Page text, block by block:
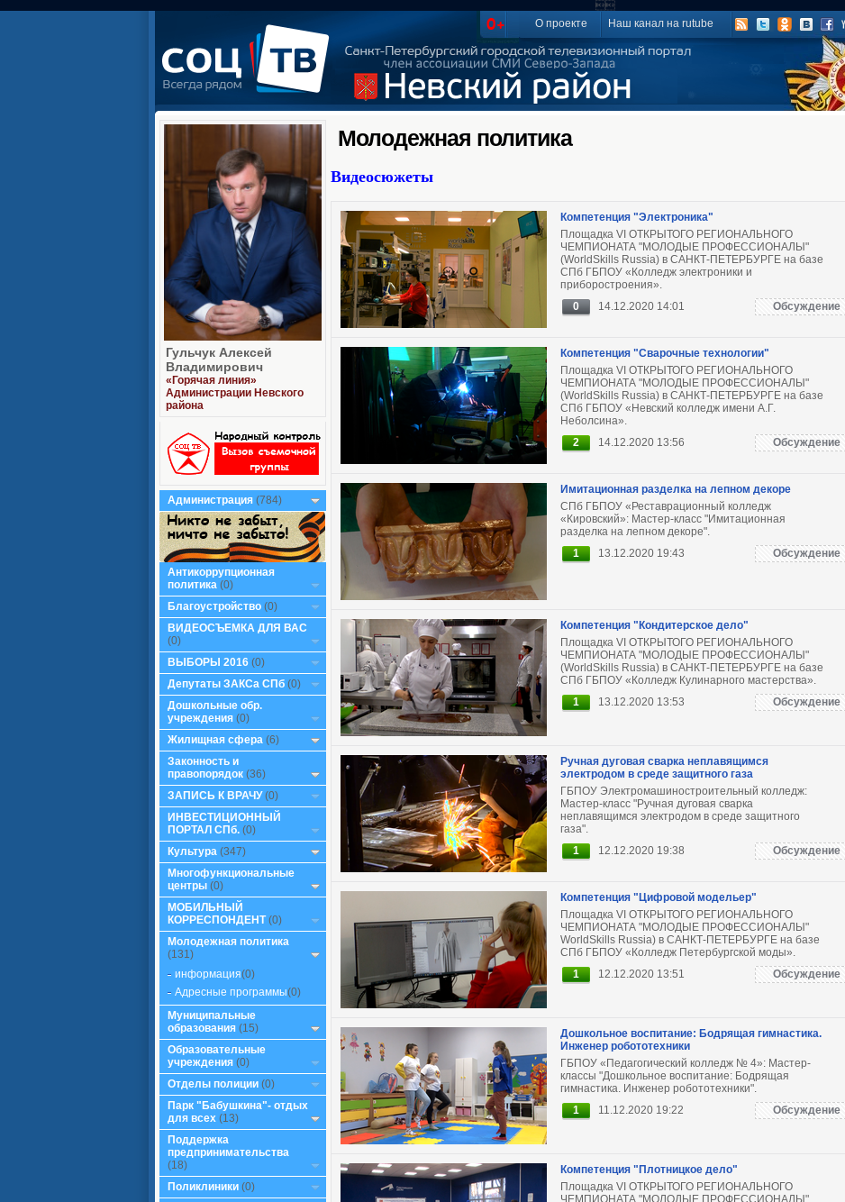

О проекте Наш канал на rutube
Гульчук Алексей
Владимирович
«Горячая линия»
Администрации Невского
района
Администрация (784)
Антикоррупционная
политика (0)
Благоустройство (0)
ВИДЕОСЪЕМКА ДЛЯ ВАС
(0)
ВЫБОРЫ 2016 (0)
Депутаты ЗАКСа СПб (0)
Дошкольные обр.
учреждения (0)
Жилищная сфера (6)
Законность и
правопорядок (36)
ЗАПИСЬ К ВРАЧУ(0)
ИНВЕСТИЦИОННЫЙ
ПОРТАЛ СПб. (0)
Культура (347)
Многофункциональные
центры (0)
МОБИЛЬНЫЙ
КОРРЕСПОНДЕНТ(0)
Молодежная политика
(131)
информация(0)
Адресные программы(0)
Муниципальные
образования (15)
Образовательные
учреждения (0)
Отделы полиции (0)
Парк "Бабушкина"- отдых
для всех (13)
Поддержка
предпринимательства
(18)
Поликлиники (0)
Молодежная политика
Видеосюжеты
Компетенция "Электроника"
Площадка VI ОТКРЫТОГО РЕГИОНАЛЬНОГО
ЧЕМПИОНАТА "МОЛОДЫЕ ПРОФЕССИОНАЛЫ"
(WorldSkills Russia) в САНКТ-ПЕТЕРБУРГЕ на базе
СПб ГБПОУ «Колледж электроники и
приборостроения».
0
14.12.2020 14:01 Обсуждение
Компетенция "Сварочные технологии"
Площадка VI ОТКРЫТОГО РЕГИОНАЛЬНОГО
ЧЕМПИОНАТА "МОЛОДЫЕ ПРОФЕССИОНАЛЫ"
(WorldSkills Russia) в САНКТ-ПЕТЕРБУРГЕ на базе
СПб ГБПОУ «Невский колледж имени А.Г.
Неболсина».
2
14.12.2020 13:56 Обсуждение
Имитационная разделка на лепном декоре
СПб ГБПОУ «Реставрационный колледж
«Кировский»: Мастер-класс "Имитационная
разделка на лепном декоре".
1
13.12.2020 19:43 Обсуждение
Компетенция "Кондитерское дело"
Площадка VI ОТКРЫТОГО РЕГИОНАЛЬНОГО
ЧЕМПИОНАТА "МОЛОДЫЕ ПРОФЕССИОНАЛЫ"
(WorldSkills Russia) в САНКТ-ПЕТЕРБУРГЕ на базе
СПб ГБПОУ «Колледж Кулинарного мастерства».
1
13.12.2020 13:53 Обсуждение
Ручная дуговая сварка неплавящимся
электродом в среде защитного газа
ГБПОУ Электромашиностроительный колледж:
Мастер-класс "Ручная дуговая сварка
неплавящимся электродом в среде защитного
газа".
1
12.12.2020 19:38 Обсуждение
Компетенция "Цифровой модельер"
Площадка VI ОТКРЫТОГО РЕГИОНАЛЬНОГО
ЧЕМПИОНАТА "МОЛОДЫЕ ПРОФЕССИОНАЛЫ"
WorldSkills Russia) в САНКТ-ПЕТЕРБУРГЕ на базе
СПб ГБПОУ «Колледж Петербургской моды».
1
12.12.2020 13:51 Обсуждение
Дошкольное воспитание: Бодрящая гимнастика.
Инженер робототехники
ГБПОУ «Педагогический колледж № 4»: Мастер-
классы "Дошкольное воспитание: Бодрящая
гимнастика. Инженер робототехники".
1
11.12.2020 19:22 Обсуждение
Компетенция "Плотницкое дело"
Площадка VI ОТКРЫТОГО РЕГИОНАЛЬНОГО
ЧЕМПИОНАТА "МОЛОДЫЕ ПРОФЕССИОНАЛЫ"